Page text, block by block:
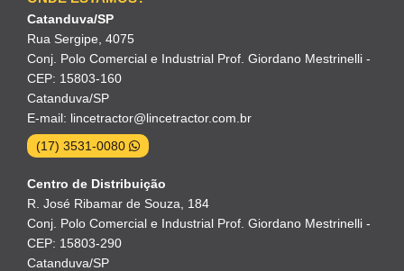
Catanduva/SP
Rua Sergipe, 4075
Conj. Polo Comercial e Industrial Prof. Giordano Mestrinelli -
CEP: 15803-160
Catanduva/SP
E-mail: lincetractor@lincetractor.com.br
(17) 3531-0080
Centro de Distribuição
R. José Ribamar de Souza, 184
Conj. Polo Comercial e Industrial Prof. Giordano Mestrinelli -
CEP: 15803-290
Catanduva/SP